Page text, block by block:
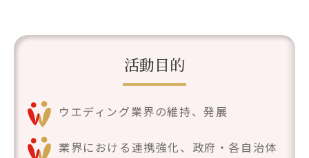
活動目的
ウエディング業界の維持、発展
業界における連携強化、政府・各自治体